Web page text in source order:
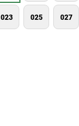
023 025 027